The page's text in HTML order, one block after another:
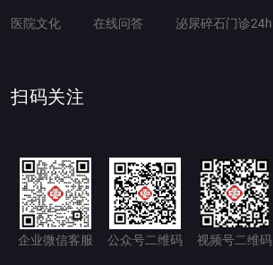
医院文化 在线问答 泌尿碎石门诊24h
扫码关注
企业微信客服 公众号二维码 视频号二维码